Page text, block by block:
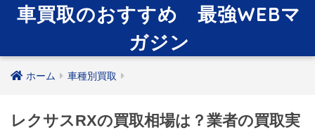
車買取のおすすめ 最強WEBマ
ガジン
ホーム 車種別買取
レクサスRXの買取相場は？業者の買取実